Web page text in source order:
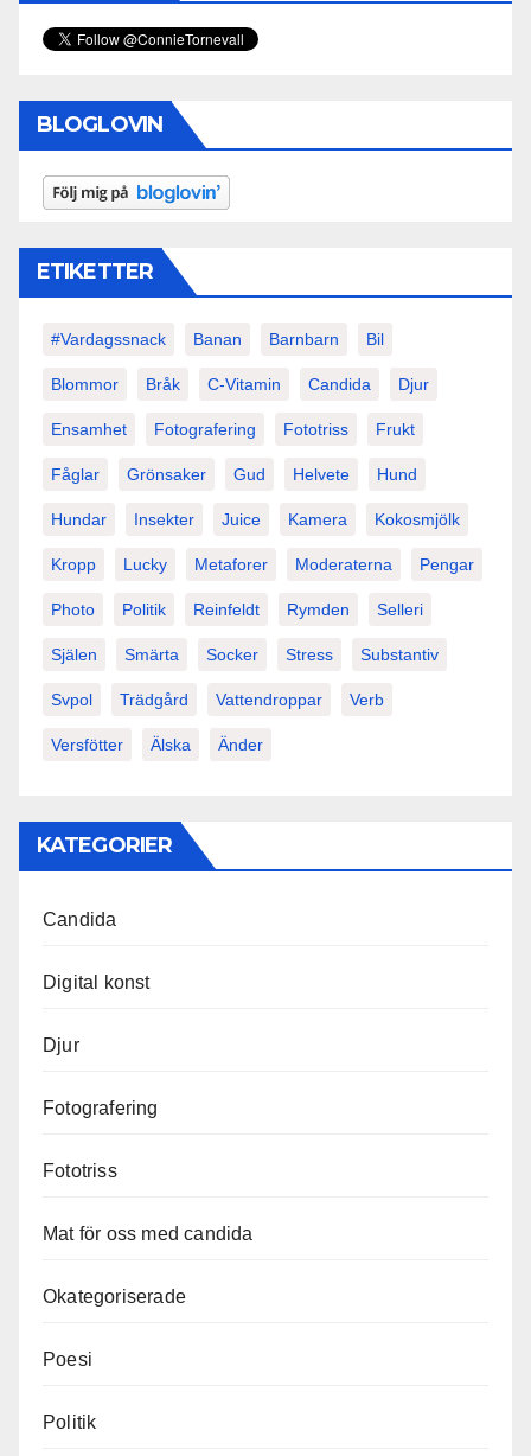
BLOGLOVIN
ETIKETTER
#vardagssnack Banan Barnbarn Bil
Blommor Bråk C-Vitamin Candida Djur
Ensamhet Fotografering Fototriss Frukt
Fåglar Grönsaker Gud Helvete Hund
Hundar Insekter Juice Kamera Kokosmjölk
Kropp Lucky Metaforer Moderaterna Pengar
Photo Politik Reinfeldt Rymden Selleri
Själen Smärta Socker Stress Substantiv
Svpol Trädgård Vattendroppar Verb
Versfötter Älska Änder
KATEGORIER
Candida
Digital konst
Djur
Fotografering
Fototriss
Mat för oss med candida
Okategoriserade
Poesi
Politik